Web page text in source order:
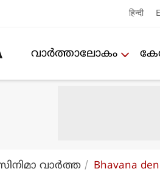
हिन्दी
വാര്‍ത്താലോകം
വാര്‍ത്ത Bhavana